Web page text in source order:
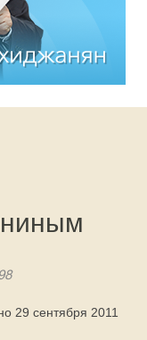
29 сентября 2011